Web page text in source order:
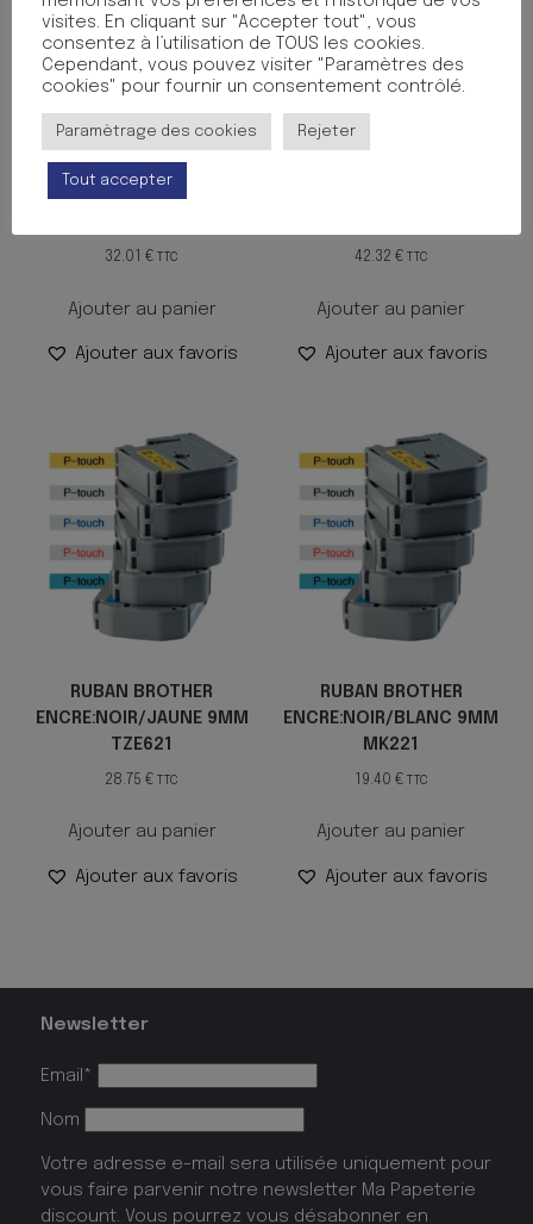
RUBAN BROTHER
ENCRE:NOIR/TRANS 12MM
32.01€ TTC
Ajouter au panier
Ajouter aux favoris
42.32 € TTC
Ajouter au panier
Ajouter aux favoris
RUBAN BROTHER
ENCRE:NOIR/JAUNE 9MM
TZE621
28.75€ TTC
Ajouter au panier
Ajouter aux favoris
RUBAN BROTHER
ENCRE:NOIR/BLANC 9MM
MK221
19.40 € TTC
Ajouter au panier
Ajouter aux favoris
Newsletter
Email*
Nom
Votre adresse e-mail sera utilisée uniquement pour
vous faire parvenir notre newsletter Ma Papeterie
discount. Vous pourrez vous désabonner en
visites. En cliquant sur "Accepter tout", vous
consentez à l’utilisation de TOUS les cookies.
Cependant, vous pouvez visiter "Paramètres des
cookies" pour fournir un consentement contrôlé.
Paramètrage des cookies Rejeter
Tout accepter